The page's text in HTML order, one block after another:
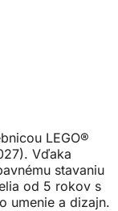
LEGO®
Vďaka
stavaniu
od 5 rokov s
umenie a dizajn.